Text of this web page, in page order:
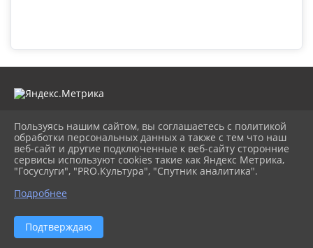
2026 г. cdt-anapa.ru
Вход
Карта сайта
Политика обработки персональных данных
Сделано на KubCMS
Пользуясь нашим сайтом, вы соглашаетесь с политикой
обработки персональных данных а также с тем что наш
веб-сайт и другие подключенные к веб-сайту сторонние
сервисы используют cookies такие как Яндекс Метрика,
"Госуслуги", "PRO.Культура", "Спутник аналитика".
Подробнее
Подтверждаю